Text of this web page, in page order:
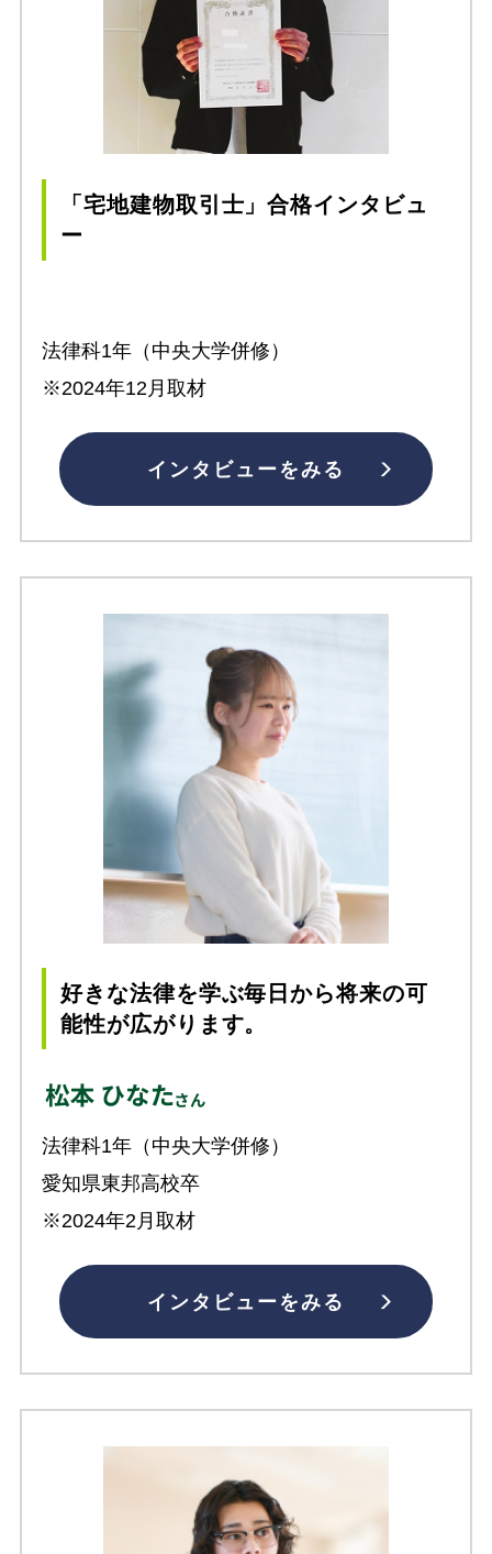
「宅地建物取引士」合格インタビュ
ー
法律科1年（中央大学併修）
※2024年12月取材
インタビューをみる
好きな法律を学ぶ毎日から将来の可
能性が広がります。
法律科1年（中央大学併修）
愛知県東邦高校卒
※2024年2月取材
インタビューをみる